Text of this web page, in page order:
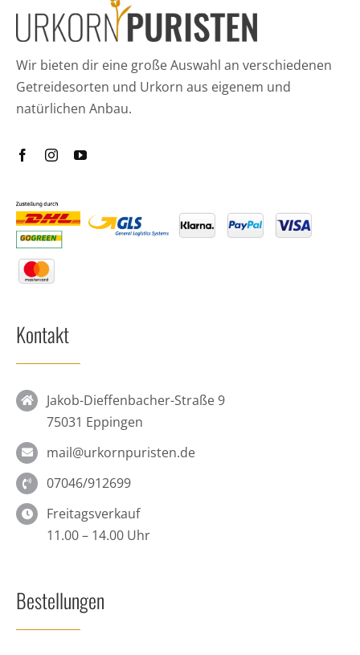
Wir bieten dir eine große Auswahl an verschiedenen
Getreidesorten und Urkorn aus eigenem und
natürlichen Anbau.
Kontakt
Jakob-Dieffenbacher-Straße 9
75031 Eppingen
mail@urkornpuristen.de
07046/912699
Freitagsverkauf
11.00 – 14.00 Uhr
Bestellungen